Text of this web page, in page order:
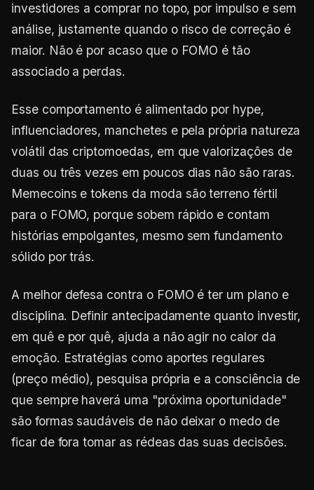
investidores a comprar no topo, por impulso e sem
análise, justamente quando o risco de correção é
maior. Não é por acaso que o FOMO é tão
associado a perdas.
Esse comportamento é alimentado por hype,
influenciadores, manchetes e pela própria natureza
volátil das criptomoedas, em que valorizações de
duas ou três vezes em poucos dias não são raras.
Memecoins e tokens da moda são terreno fértil
para o FOMO, porque sobem rápido e contam
histórias empolgantes, mesmo sem fundamento
sólido por trás.
A melhor defesa contra o FOMO é ter um plano e
disciplina. Definir antecipadamente quanto investir,
em quê e por quê, ajuda a não agir no calor da
emoção. Estratégias como aportes regulares
(preço médio), pesquisa própria e a consciência de
que sempre haverá uma "próxima oportunidade"
são formas saudáveis de não deixar o medo de
ficar de fora tomar as rédeas das suas decisões.